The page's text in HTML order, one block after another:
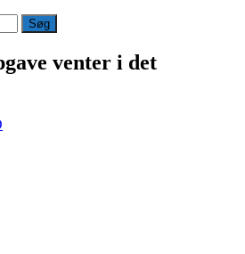
venter i det